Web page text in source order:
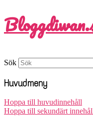
Sök
Huvudmeny
Hoppa till huvudinnehåll
Hoppa till sekundärt